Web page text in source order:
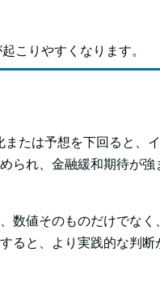
こりやすくなります。
または予想を下回ると、
られ、金融緩和期待が強
数値そのものだけでなく
ると、より実践的な判断